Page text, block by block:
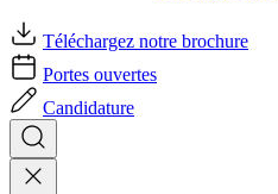
Téléchargez notre brochure
Portes ouvertes
Candidature